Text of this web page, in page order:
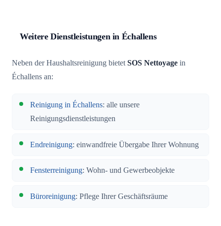
Weitere Dienstleistungen in Échallens
Neben der Haushaltsreinigung bietetSOS Nettoyage in
Échallens an:
Reinigung in Échallens: alle unsere
Reinigungsdienstleistungen
Endreinigung: einwandfreie Übergabe Ihrer Wohnung
Fensterreinigung: Wohn- und Gewerbeobjekte
Büroreinigung: Pflege Ihrer Geschäftsräume